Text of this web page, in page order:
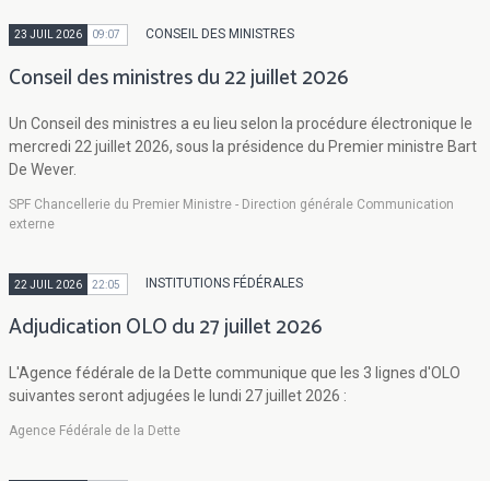
23 JUIL 2026 09:07 CONSEIL DES MINISTRES
Conseil des ministres du 22 juillet 2026
Un Conseil des ministres a eu lieu selon la procédure électronique le
mercredi 22 juillet 2026, sous la présidence du Premier ministre Bart
De Wever.
SPF Chancellerie du Premier Ministre - Direction générale Communication
externe
22 JUIL 2026 22:05 INSTITUTIONS FÉDÉRALES
Adjudication OLO du 27 juillet 2026
L'Agence fédérale de la Dette communique que les 3 lignes d'OLO
suivantes seront adjugées le lundi 27 juillet 2026 :
Agence Fédérale de la Dette